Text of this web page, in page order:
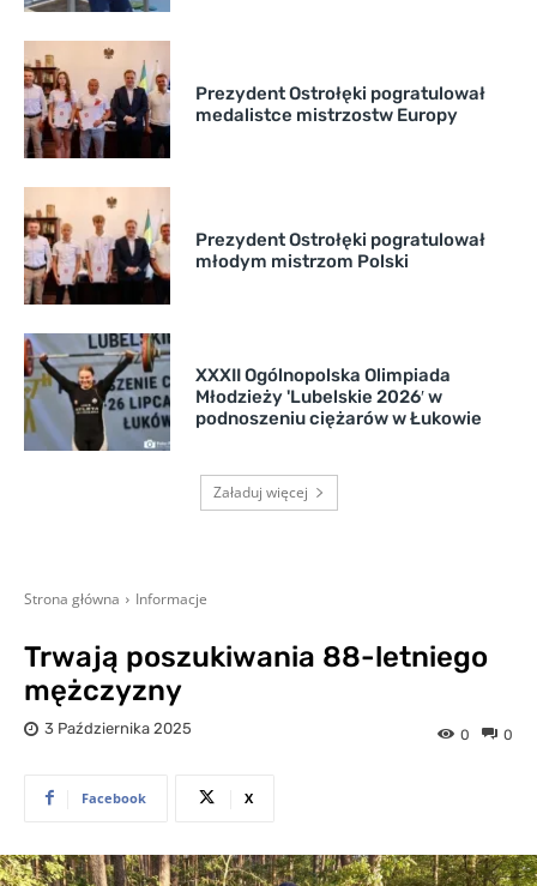
Prezydent Ostrołęki pogratulował
medalistce mistrzostw Europy
Prezydent Ostrołęki pogratulował
młodym mistrzom Polski
XXXII Ogólnopolska Olimpiada
Młodzieży 'Lubelskie 2026′ w
podnoszeniu ciężarów w Łukowie
Załaduj więcej